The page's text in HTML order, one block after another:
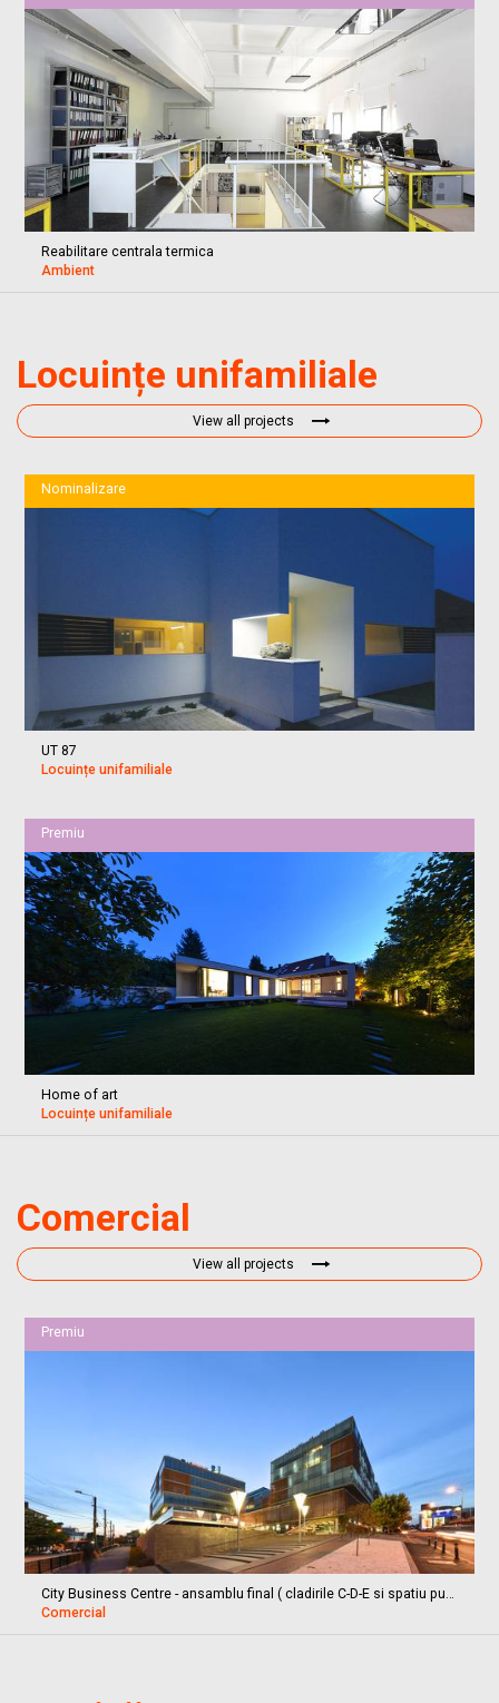
Reabilitare centrala termica
Ambient
Locuințe unifamiliale
View all projects
Nominalizare
UT 87
Locuințe unifamiliale
Premiu
Home of art
Locuințe unifamiliale
Comercial
View all projects
Premiu
City Business Centre - ansamblu final ( cladirile C-D-E si spatiu public)
Comercial